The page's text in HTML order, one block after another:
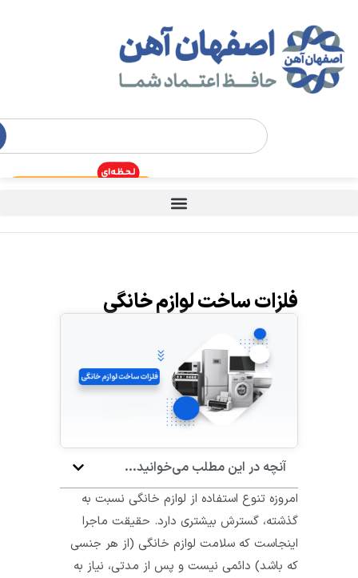
فلزات ساخت لوازم خانگی
آنچه در این مطلب می‌خوانید...
امروزه تنوع استفاده از لوازم خانگی نسبت به
گذشته، گسترش بیشتری دارد. حقیقت ماجرا
اینجاست که سلامت لوازم خانگی (از هر جنسی
که باشد) دائمی نیست و پس از مدتی، نیاز به